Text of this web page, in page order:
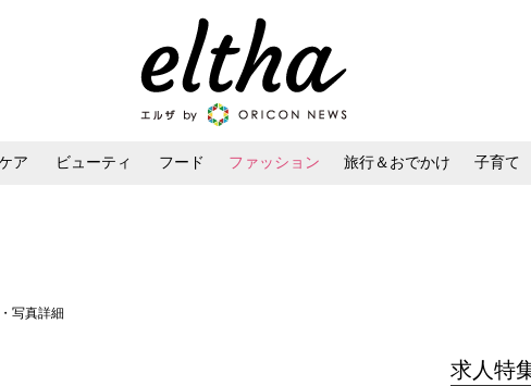
ア ビューティ フード ファッション 旅行＆おでかけ 子育て
写真詳細
求人特